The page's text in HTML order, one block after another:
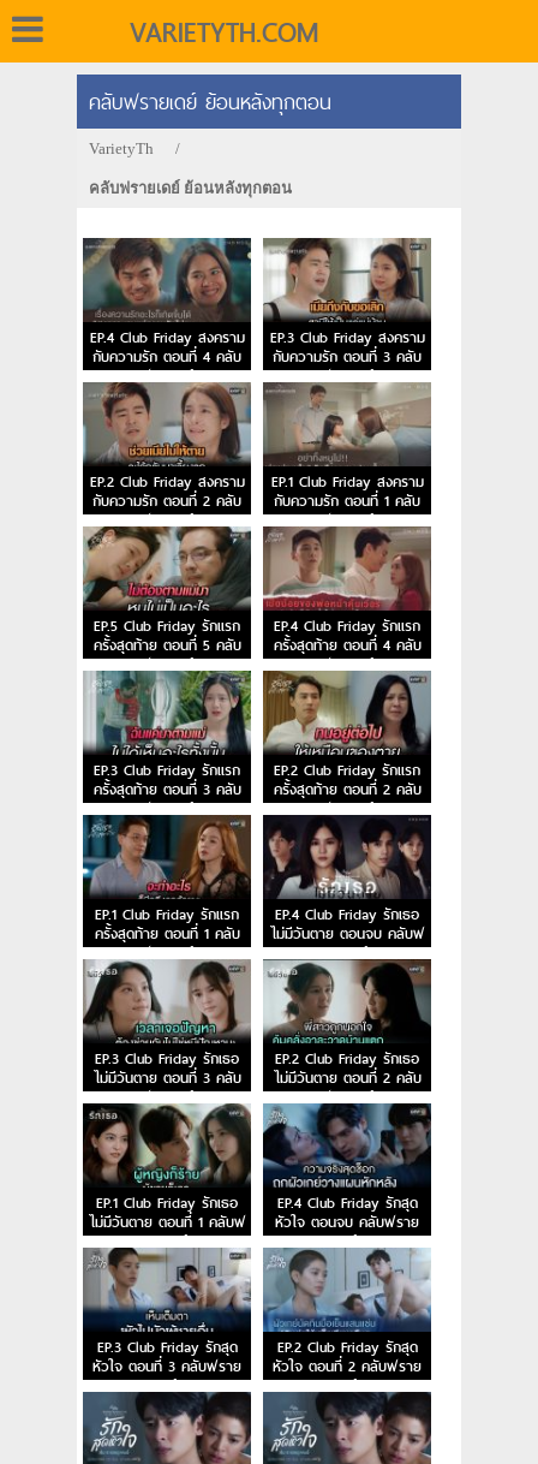
VARIETYTH.COM
คลับฟรายเดย์ ย้อนหลังทุกตอน
VarietyTh /
คลับฟรายเดย์ ย้อนหลังทุกตอน
EP.4 Club Friday สงคราม
กับความรัก ตอนที่ 4 คลับ
ฟรายเดย์
EP.3 Club Friday สงคราม
กับความรัก ตอนที่ 3 คลับ
ฟรายเดย์
EP.2 Club Friday สงคราม
กับความรัก ตอนที่ 2 คลับ
ฟรายเดย์
EP.1 Club Friday สงคราม
กับความรัก ตอนที่ 1 คลับ
ฟรายเดย์
EP.5 Club Friday รักแรก
ครั้งสุดท้าย ตอนที่ 5 คลับ
ฟรายเดย์
EP.4 Club Friday รักแรก
ครั้งสุดท้าย ตอนที่ 4 คลับ
ฟรายเดย์
EP.3 Club Friday รักแรก
ครั้งสุดท้าย ตอนที่ 3 คลับ
ฟรายเดย์
EP.2 Club Friday รักแรก
ครั้งสุดท้าย ตอนที่ 2 คลับ
ฟรายเดย์
EP.1 Club Friday รักแรก
ครั้งสุดท้าย ตอนที่ 1 คลับ
ฟรายเดย์
EP.4 Club Friday รักเธอ
ไม่มีวันตาย ตอนจบ คลับฟ
รายเดย์
EP.3 Club Friday รักเธอ
ไม่มีวันตาย ตอนที่ 3 คลับ
ฟรายเดย์
EP.2 Club Friday รักเธอ
ไม่มีวันตาย ตอนที่ 2 คลับ
ฟรายเดย์
EP.1 Club Friday รักเธอ
ไม่มีวันตาย ตอนที่ 1 คลับฟ
รายเดย์
EP.4 Club Friday รักสุด
หัวใจ ตอนจบ คลับฟราย
เดย์
EP.3 Club Friday รักสุด
หัวใจ ตอนที่ 3 คลับฟราย
เดย์
EP.2 Club Friday รักสุด
หัวใจ ตอนที่ 2 คลับฟราย
เดย์